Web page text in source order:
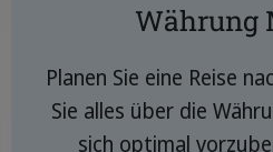
Währung
Planen Sie eine Reise
Sie alles über die
sich optimal